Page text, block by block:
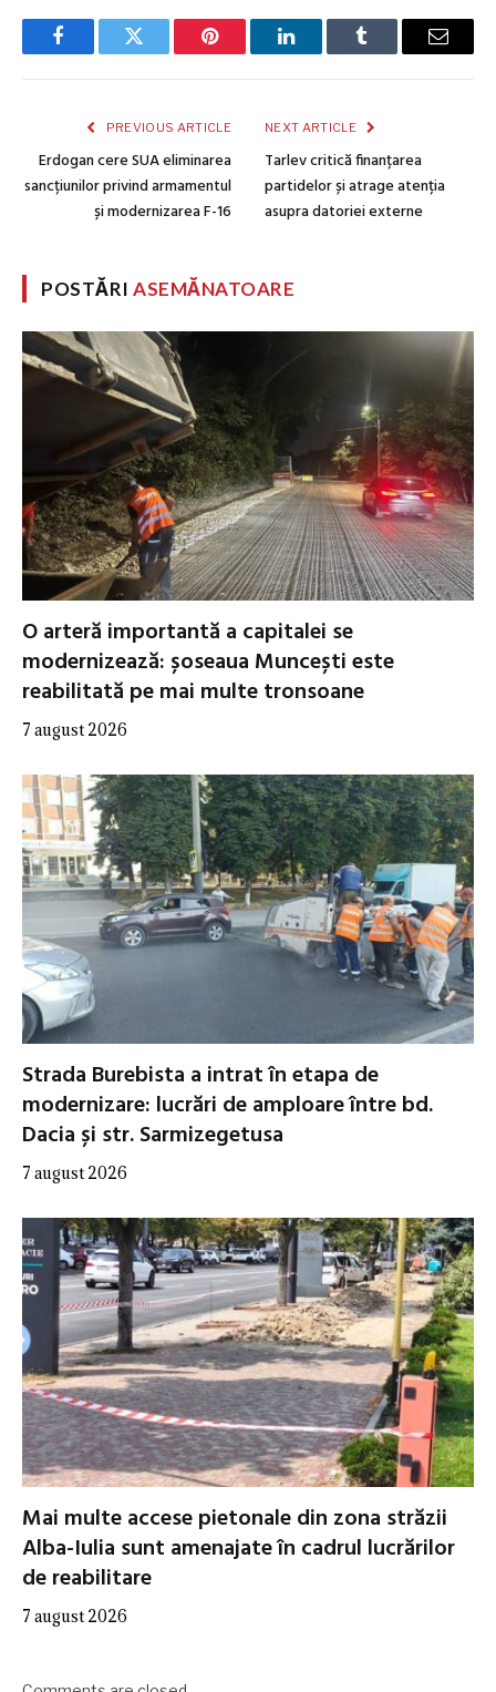
FacebookTwitter Pinterest LinkedInTumblr Email
PREVIOUS ARTICLE
Erdogan cere SUA eliminarea
sancțiunilor privind armamentul
și modernizarea F-16
NEXT ARTICLE
Tarlev critică finanțarea
partidelor și atrage atenția
asupra datoriei externe
POSTĂRIASEMĂNATOARE
O arteră importantă a capitalei se
modernizează: șoseaua Muncești este
reabilitată pe mai multe tronsoane
7 august 2026
Strada Burebista a intrat în etapa de
modernizare: lucrări de amploare între bd.
Dacia și str. Sarmizegetusa
7 august 2026
Mai multe accese pietonale din zona străzii
Alba-Iulia sunt amenajate în cadrul lucrărilor
de reabilitare
7 august 2026